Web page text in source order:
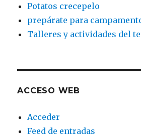
Potatos crecepelo
prepárate para
Talleres y actividades del
ACCESO WEB
Acceder
Feed de entradas